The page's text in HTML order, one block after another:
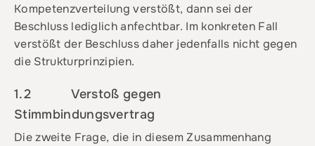
Kompetenzverteilung verstößt, dann sei der
Beschluss lediglich anfechtbar. Im konkreten Fall
verstößt der Beschluss daher jedenfalls nicht gegen
die Strukturprinzipien.
1.2 Verstoß gegen
Stimmbindungsvertrag
Die zweite Frage, die in diesem Zusammenhang